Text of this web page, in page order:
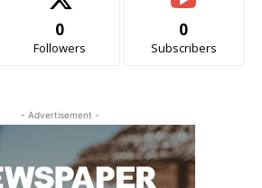
0
Followers
0
Subscribers
- Advertisement -